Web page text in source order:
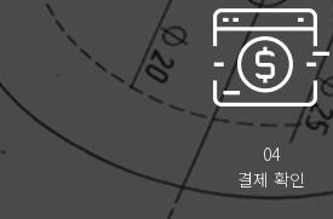
04
결제 확인